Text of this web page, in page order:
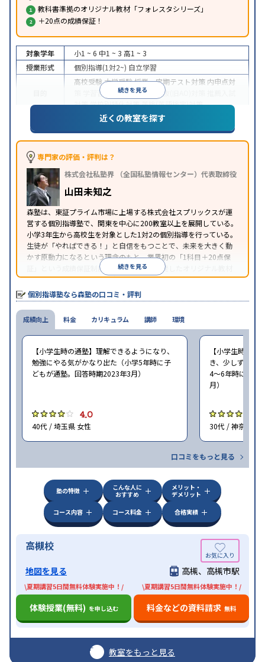
教科書準拠のオリジナル教材「フォレスタシリーズ」
＋20点の成績保証！
続きを見る
対象学年 小1 ~ 6 中1 ~ 3 高1 ~ 3
授業形式
個別指導(1対2~) 自立学習
高校受験大学受験授業・定期テスト対策 内申点対
学習習慣の定着総合型選抜(旧AO)対策
対策学校別特化対策英検(英語検定)対策
成績保証制度あり1科目から受講可能
自習室あり
※2023年3月調査。小学校高学年の個別指導塾アンケート調査方法を参
近くの教室を探す
専門家の評価・評判は？
株式会社私塾界 （全国私塾情報センター）代表取締役
山田未知之
森塾は、東証プライム市場に上場する株式会社スプリックスが運
営する個別指導塾で、関東を中心に200教室以上を展開している。
小学3年生から高校生を対象とした1対2の個別指導を行っている。
生徒が「やればできる！」と自信をもつことで、未来を大きく動
かす原動力になるという理念のもと、業界初の「1科目＋20点保
証」という成績保証制度を採用。同社が開発したオリジナル教材
「フォレスタシリーズ」は全国各地の学習塾でも採用されてい
る。
続きを見る
個別指導塾なら森塾の口コミ・評判
成績向上
【小学生時の通塾】理解できるようになり、
勉強にやる気がかなり出た（小学5年時に子
どもが通塾。回答時期2023年3月）
4.0
40代 / 埼玉県 女性
【小学生時の通
き、少しずつ成
4〜6年時に子ど
月）
30代 / 神奈川県
口コミをもっと見る
料金 カリキュラム 講師 環境
塾の特徴
こんな人に
おすすめ
メリット・
デメリット
コース内容
コース料金 合格実績
高槻校
地図を見る 高槻、高槻市駅
\夏期講習5日間無料体験実施中！/
体験授業(無料) を申し込む
\夏期講習5日間無料体験実施中！/
料金などの資料請求 無料
教室をもっと見る